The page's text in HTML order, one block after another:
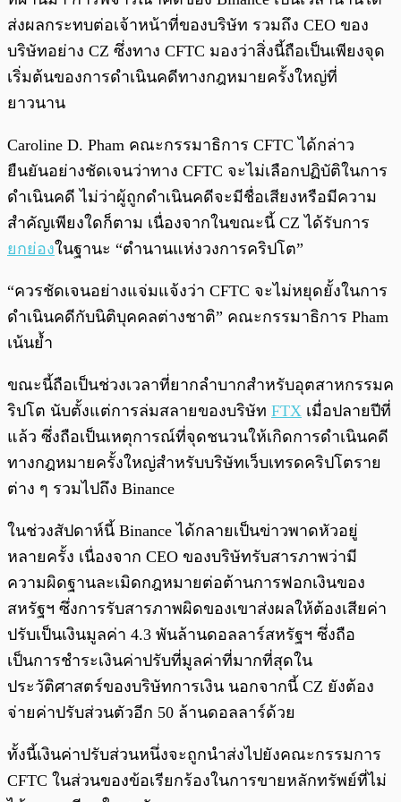
ส่งผลกระทบต่อเจ้าหน้าที่ของบริษัท รวมถึง CEO ของ
บริษัทอย่าง CZ ซึ่งทาง CFTC มองว่าสิ่งนี้ถือเป็นเพียงจุด
เริ่มต้นของการดำเนินคดีทางกฎหมายครั้งใหญ่ที่
ยาวนาน
Caroline D. Pham คณะกรรมาธิการ CFTC ได้กล่าว
ยืนยันอย่างชัดเจนว่าทาง CFTC จะไม่เลือกปฏิบัติในการ
ดำเนินคดี ไม่ว่าผู้ถูกดำเนินคดีจะมีชื่อเสียงหรือมีความ
สำคัญเพียงใดก็ตาม เนื่องจากในขณะนี้ CZ ได้รับการ
ยกย่องในฐานะ “ตำนานแห่งวงการคริปโต”
“ควรชัดเจนอย่างแจ่มแจ้งว่า CFTC จะไม่หยุดยั้งในการ
ดำเนินคดีกับนิติบุคคลต่างชาติ” คณะกรรมาธิการ Pham
เน้นย้ำ
ขณะนี้ถือเป็นช่วงเวลาที่ยากลำบากสำหรับอุตสาหกรรมค
ริปโต นับตั้งแต่การล่มสลายของบริษัท FTX เมื่อปลายปีที่
แล้ว ซึ่งถือเป็นเหตุการณ์ที่จุดชนวนให้เกิดการดำเนินคดี
ทางกฎหมายครั้งใหญ่สำหรับบริษัทเว็บเทรดคริปโตราย
ต่าง ๆ รวมไปถึง Binance
ในช่วงสัปดาห์นี้ Binance ได้กลายเป็นข่าวพาดหัวอยู่
หลายครั้ง เนื่องจาก CEO ของบริษัทรับสารภาพว่ามี
ความผิดฐานละเมิดกฎหมายต่อต้านการฟอกเงินของ
สหรัฐฯ ซึ่งการรับสารภาพผิดของเขาส่งผลให้ต้องเสียค่า
ปรับเป็นเงินมูลค่า 4.3 พันล้านดอลลาร์สหรัฐฯ ซึ่งถือ
เป็นการชำระเงินค่าปรับที่มูลค่าที่มากที่สุดใน
ประวัติศาสตร์ของบริษัทการเงิน นอกจากนี้ CZ ยังต้อง
จ่ายค่าปรับส่วนตัวอีก 50 ล้านดอลลาร์ด้วย
ทั้งนี้เงินค่าปรับส่วนหนึ่งจะถูกนำส่งไปยังคณะกรรมการ
CFTC ในส่วนของข้อเรียกร้องในการขายหลักทรัพย์ที่ไม่